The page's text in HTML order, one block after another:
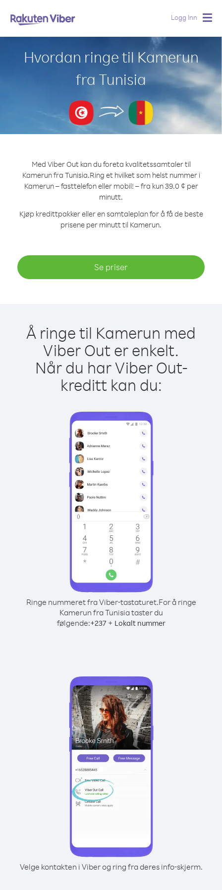
Logg Inn
Hvordan ringe til Kamerun
fra Tunisia
Med Viber Out kan du foreta kvalitetssamtaler til
Kamerun fra Tunisia.Ring et hvilket som helst nummer i
Kamerun – fasttelefon eller mobil! – fra kun 39.0 ¢ per
minutt.
Kjøp kredittpakker eller en samtaleplan for å få de beste
prisene per minutt til Kamerun.
Se priser
Å ringe til Kamerun med
Viber Out er enkelt.
Når du har Viber Out-
kreditt kan du:
Ringe nummeret fra Viber-tastaturet.For å ringe
Kamerun fra Tunisia taster du
følgende:+237+ Lokalt nummer
Velge kontakten i Viber og ring fra deres info-skjerm.